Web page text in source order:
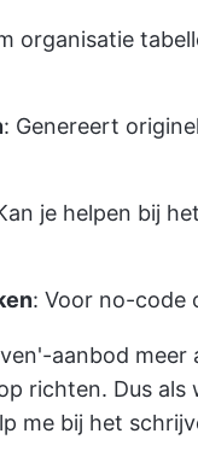
organisatie
: Genereert
je helpen bij
: Voor no-code
aanbod meer
richten. Dus
me bij het